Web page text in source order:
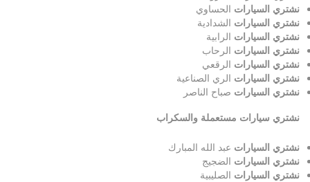
نشتري السيارات الحساوي
نشتري السيارات الشدادية
نشتري السيارات الرابية
نشتري السيارات الرحاب
نشتري السيارات الرقعي
نشتري السيارات الري الصناعية
نشتري السيارات صباح الناصر
نشتري سيارات مستعملة والسكراب
نشتري السيارات عبد الله المبارك
نشتري السيارات الضجيج
نشتري السيارات الصليبية